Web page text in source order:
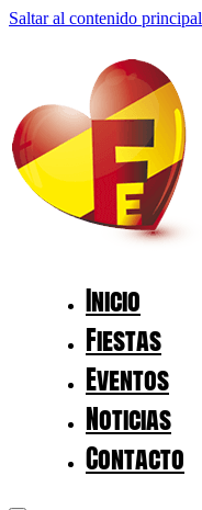
Saltar al contenido principal
Inicio
Fiestas
Eventos
Noticias
Contacto